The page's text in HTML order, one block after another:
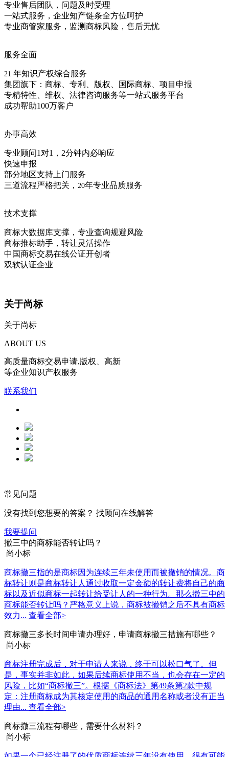
专业售后团队，问题及时受理
一站式服务，企业知产链条全方位呵护
专业商管家服务，监测商标风险，售后无忧
服务全面
21 年知识产权综合服务
集团旗下：商标、专利、版权、国际商标、项目申报
专精特性、维权、法律咨询服务等一站式服务平台
成功帮助100万客户
办事高效
专业顾问1对1，2分钟内必响应
快速申报
部分地区支持上门服务
三道流程严格把关， 20年专业品质服务
技术支撑
商标大数据库支撑，专业查询规避风险
商标推标助手，转让灵活操作
中国商标交易在线公证开创者
双软认证企业
关于尚标
关于尚标
ABOUT US
高质量商标交易申请,版权、高新
等企业知识产权服务
联系我们
常见问题
没有找到您想要的答案？ 找顾问在线解答
我要提问
撤三中的商标能否转让吗？
尚小标
商标撤三指的是商标因为连续三年未使用而被撤销的情况。商
标转让则是商标转让人通过收取一定金额的转让费将自己的商
标以及近似商标一起转让给受让人的一种行为。那么撤三中的
商标能否转让吗？严格意义上说，商标被撤销之后不具有商标
效力... 查看全部>
商标撤三多长时间申请办理好，申请商标撤三措施有哪些？
尚小标
商标注册完成后，对于申请人来说，终于可以松口气了。但
是，事实并非如此，如果后续商标使用不当，也会存在一定的
风险，比如“商标撤三”。根据《商标法》第49条第2款中规
定：注册商标成为其核定使用的商品的通用名称或者没有正当
理由... 查看全部>
商标撤三流程有哪些，需要什么材料？
尚小标